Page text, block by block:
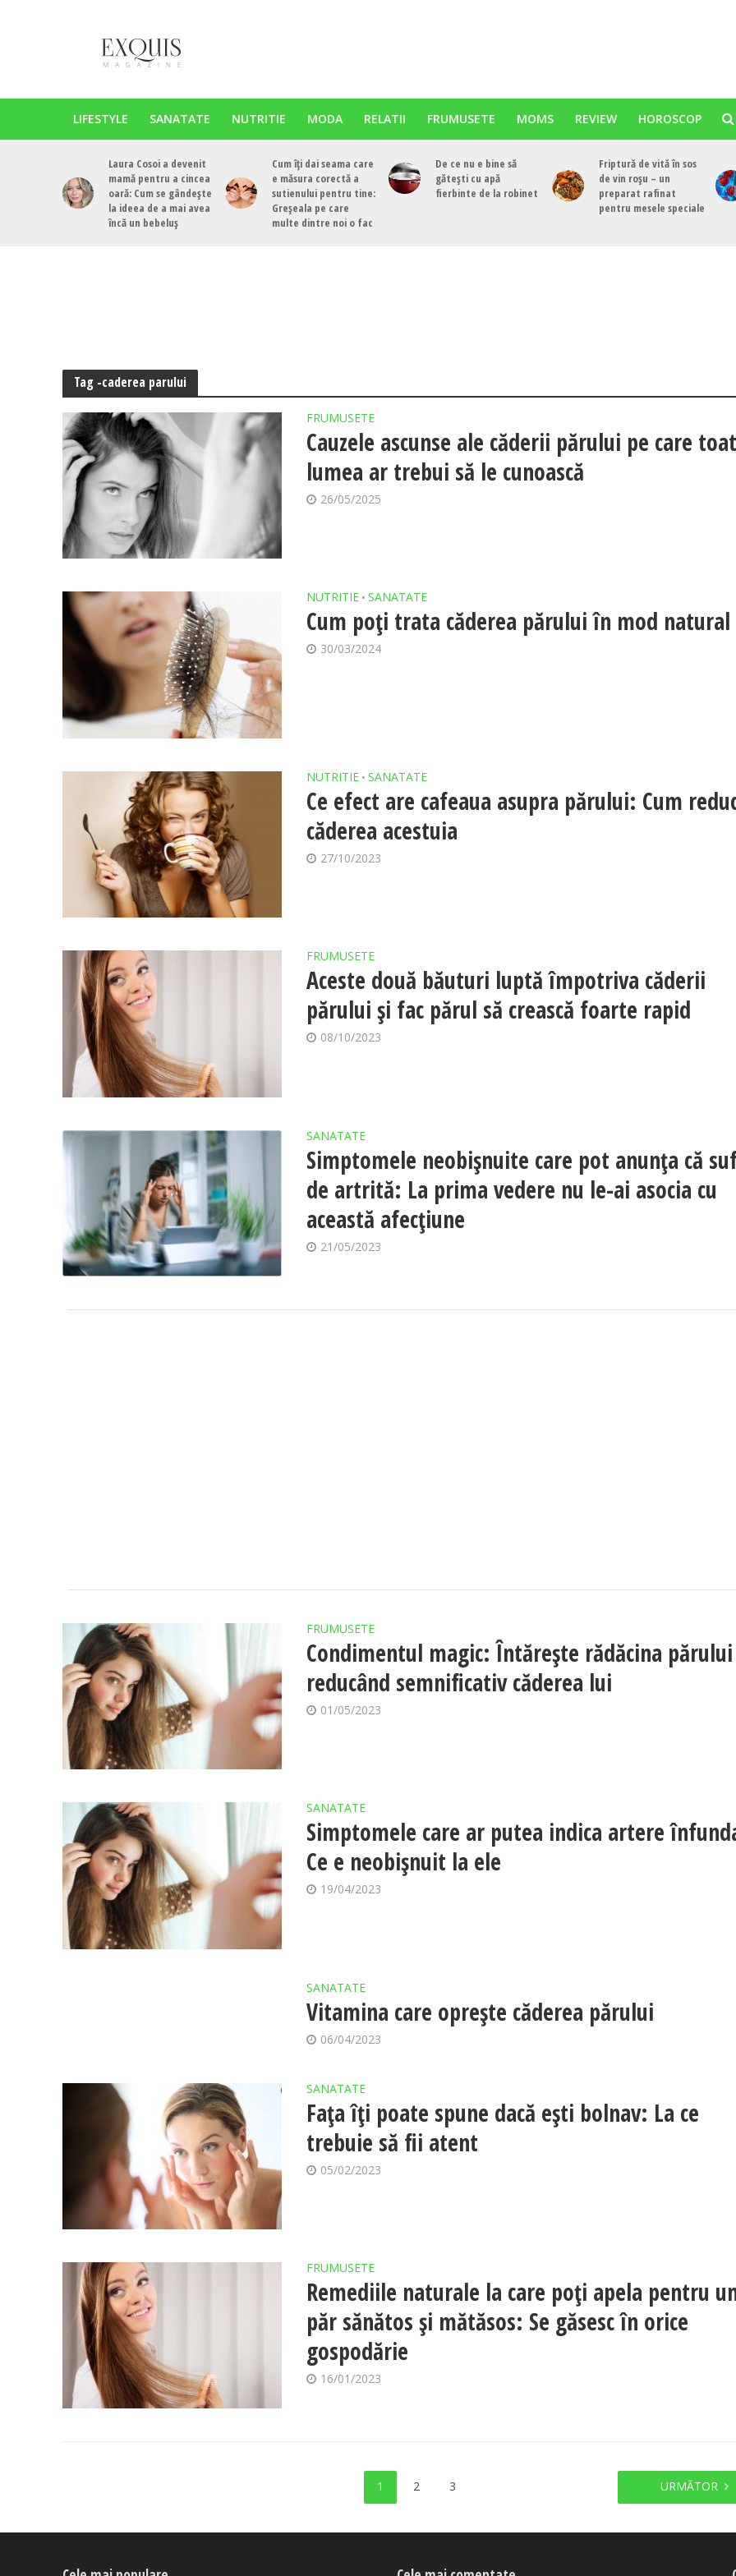
LIFESTYLE SANATATE NUTRITIE MODA RELATII FRUMUSETE MOMS REVIEW HOROSCOP
Laura Cosoi a devenit
mamă pentru a cincea
oară: Cum se gândește
la ideea de a mai avea
încă un bebeluș
Cum îți dai seama care
e măsura corectă a
sutienului pentru tine:
Greșeala pe care
multe dintre noi o fac
De ce nu e bine să
gătești cu apă
fierbinte de la robinet
Friptură de vită în sos
de vin roșu – un
preparat rafinat
pentru mesele speciale
Tag -caderea parului
FRUMUSETE
Cauzele ascunse ale căderii părului pe care
lumea ar trebui să le cunoască
26/05/2025
NUTRITIE • SANATATE
Cum poți trata căderea părului în mod natural
30/03/2024
NUTRITIE • SANATATE
Ce efect are cafeaua asupra părului: Cum
căderea acestuia
27/10/2023
FRUMUSETE
Aceste două băuturi luptă împotriva căderii
părului și fac părul să crească foarte rapid
08/10/2023
SANATATE
Simptomele neobișnuite care pot anunța că
de artrită: La prima vedere nu le-ai asocia cu
această afecțiune
21/05/2023
FRUMUSETE
Condimentul magic: Întărește rădăcina părului
reducând semnificativ căderea lui
01/05/2023
SANATATE
Simptomele care ar putea indica artere
Ce e neobișnuit la ele
19/04/2023
SANATATE
Vitamina care oprește căderea părului
06/04/2023
SANATATE
Fața îți poate spune dacă ești bolnav: La ce
trebuie să fii atent
05/02/2023
FRUMUSETE
Remediile naturale la care poți apela pentru
păr sănătos și mătăsos: Se găsesc în orice
gospodărie
16/01/2023
1 2 3 URMĂTOR